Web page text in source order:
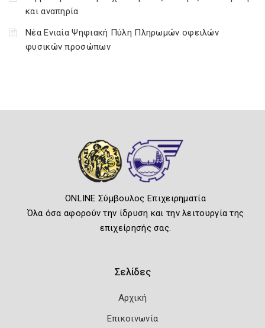
και αναπηρία
Νέα Ενιαία Ψηφιακή Πύλη Πληρωμών οφειλών
φυσικών προσώπων
ONLINE Σύμβουλος Επιχειρηματία
Όλα όσα αφορούν την ίδρυση και την λειτουργία της
επιχείρησής σας.
Σελίδες
Αρχική
Επικοινωνία